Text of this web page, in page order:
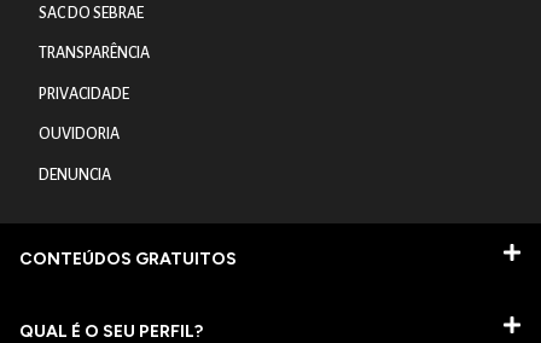
SAC DO SEBRAE
TRANSPARÊNCIA
PRIVACIDADE
OUVIDORIA
DENUNCIA
CONTEÚDOS GRATUITOS
QUAL É O SEU PERFIL?